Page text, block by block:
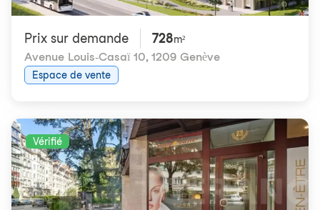
Prix ​​sur demande 728m²
Avenue Louis-Casaï 10, 1209 Genève
Espace de vente
Vérifié